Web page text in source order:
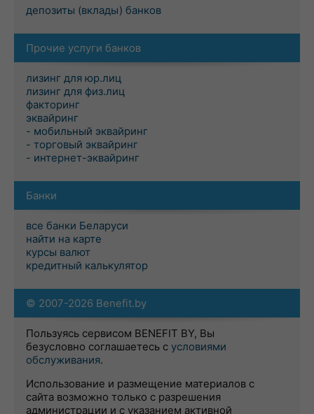
депозиты (вклады) банков
Прочие услуги банков
лизинг для юр.лиц
лизинг для физ.лиц
факторинг
эквайринг
- мобильный эквайринг
- торговый эквайринг
- интернет-эквайринг
Банки
все банки Беларуси
найти на карте
курсы валют
кредитный калькулятор
© 2007-2026 Benefit.by
Пользуясь сервисом BENEFIT BY, Вы
безусловно соглашаетесь с условиями
обслуживания.
Использование и размещение материалов с
сайта возможно только с разрешения
администрации и с указанием активной